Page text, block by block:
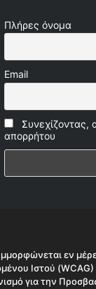
Πλήρες όνομα
Email
Συνεχίζοντας,
απορρήτου
εν
Ιστού
για την